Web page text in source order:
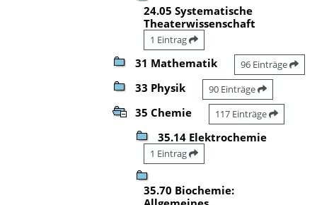
24.05 Systematische
Theaterwissenschaft
1 Eintrag
31 Mathematik 96 Einträge
33 Physik 90 Einträge
35 Chemie 117 Einträge
35.14 Elektrochemie
1 Eintrag
35.70 Biochemie: